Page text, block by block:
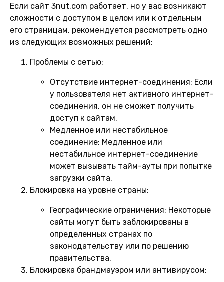
Если сайт 3nut.com работает, но у вас возникают
сложности с доступом в целом или к отдельным
его страницам, рекомендуется рассмотреть одно
из следующих возможных решений:
Проблемы с сетью:
Отсутствие интернет-соединения: Если
у пользователя нет активного интернет-
соединения, он не сможет получить
доступ к сайтам.
Медленное или нестабильное
соединение: Медленное или
нестабильное интернет-соединение
может вызывать тайм-ауты при попытке
загрузки сайта.
Блокировка на уровне страны:
Географические ограничения: Некоторые
сайты могут быть заблокированы в
определенных странах по
законодательству или по решению
правительства.
Блокировка брандмауэром или антивирусом: